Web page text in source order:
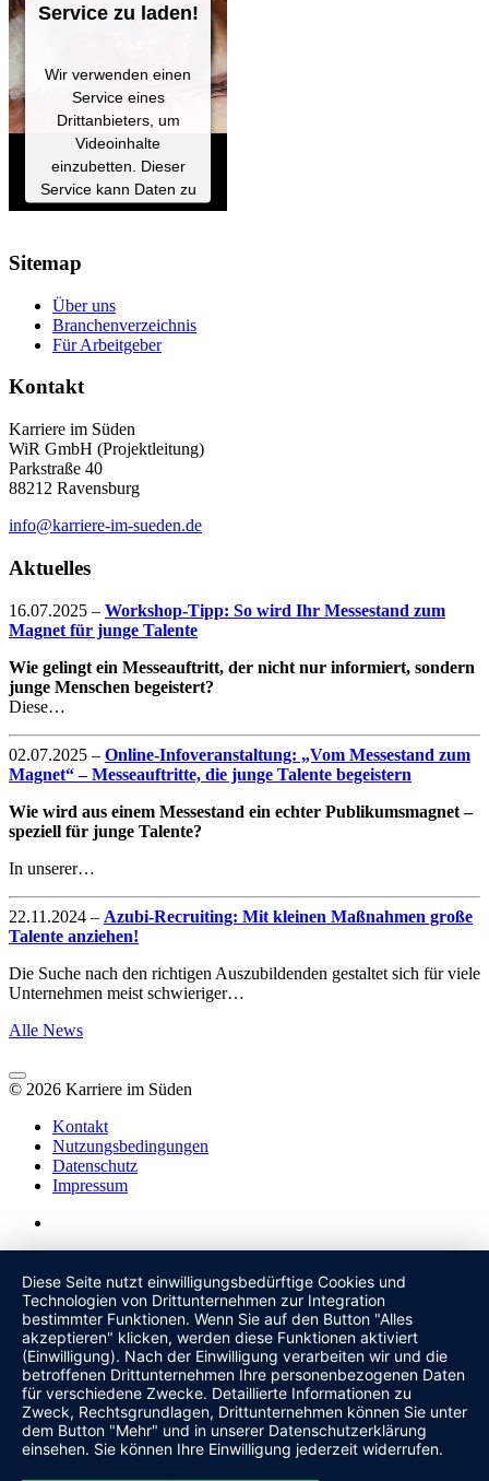
Service zu laden!
Wir verwenden einen
Service eines
Drittanbieters, um
Videoinhalte
einzubetten. Dieser
Service kann Daten zu
Ihren Aktivitäten
Sie die Details durch
Nutzung des Service
zu, um dieses Video
anzusehen.
Akzeptieren
Usercentrics Consent
Sitemap
Über uns
Branchenverzeichnis
Für Arbeitgeber
Kontakt
Karriere im Süden
WiR GmbH (Projektleitung)
Parkstraße 40
88212 Ravensburg
info@karriere-im-sueden.de
Aktuelles
16.07.2025 – Workshop-Tipp: So wird Ihr Messestand zum
Magnet für junge Talente
Wie gelingt ein Messeauftritt, der nicht nur informiert, sondern
junge Menschen begeistert?
Diese…
02.07.2025 – Online-Infoveranstaltung: „Vom Messestand zum
Magnet“ – Messeauftritte, die junge Talente begeistern
Wie wird aus einem Messestand ein echter Publikumsmagnet –
speziell für junge Talente?
In unserer…
22.11.2024 – Azubi-Recruiting: Mit kleinen Maßnahmen große
Talente anziehen!
Die Suche nach den richtigen Auszubildenden gestaltet sich für viele
Unternehmen meist schwieriger…
Alle News
© 2026 Karriere im Süden
Kontakt
Nutzungsbedingungen
Datenschutz
Impressum
Diese Seite nutzt einwilligungsbedürftige Cookies und
Technologien von Drittunternehmen zur Integration
bestimmter Funktionen. Wenn Sie auf den Button "Alles
akzeptieren" klicken, werden diese Funktionen aktiviert
(Einwilligung). Nach der Einwilligung verarbeiten wir und die
betroffenen Drittunternehmen Ihre personenbezogenen Daten
für verschiedene Zwecke. Detaillierte Informationen zu
Zweck, Rechtsgrundlagen, Drittunternehmen können Sie unter
dem Button "Mehr" und in unserer Datenschutzerklärung
einsehen. Sie können Ihre Einwilligung jederzeit widerrufen.